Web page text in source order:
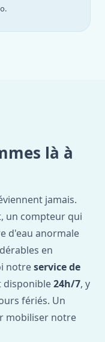
là à
jamais.
un compteur qui
d'eau anormale
en
notreservice de
disponible24h/7, y
fériés. Un
mobiliser notre